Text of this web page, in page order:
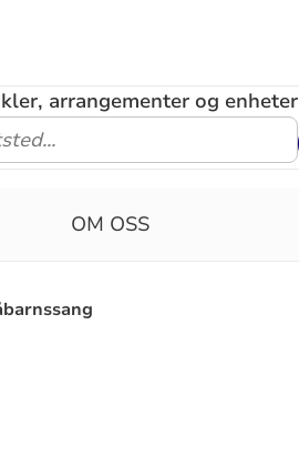
arrangementer og enheter
OM OSS